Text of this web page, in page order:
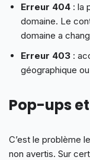
Erreur 404 : la
domaine. Le
domaine a
Erreur 403 :
géographique
Pop-ups
C’est le problème
non avertis. Sur